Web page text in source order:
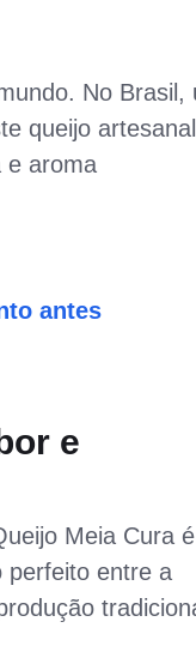
No Brasil,
queijo
e aroma
antes
e
Meia Cura é
perfeito entre a